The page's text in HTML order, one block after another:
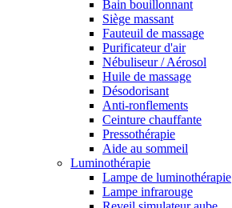
Bain bouillonnant
Siège massant
Fauteuil de massage
Purificateur d'air
Nébuliseur / Aérosol
Huile de massage
Désodorisant
Anti-ronflements
Ceinture chauffante
Pressothérapie
Aide au sommeil
Luminothérapie
Lampe de luminothérapie
Lampe infrarouge